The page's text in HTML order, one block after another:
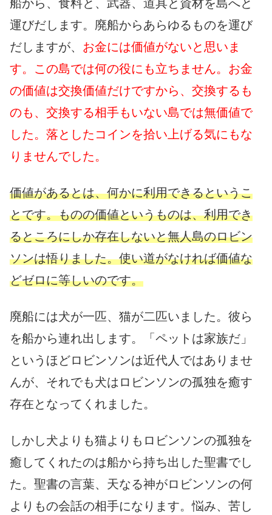
船から、食料と、武器、道具と資材を島へと
運びだします。廃船からあらゆるものを運び
だしますが、 お金には価値がないと思いま
す。この島では何の役にも立ちません。お金
の価値は交換価値だけですから、交換するも
のも、交換する相手もいない島では無価値で
した。落としたコインを拾い上げる気にもな
りませんでした。
価値があるとは、何かに利用できるというこ
とです。ものの価値というものは、利用でき
るところにしか存在しないと無人島のロビン
ソンは悟りました。使い道がなければ価値な
どゼロに等しいのです。
廃船には犬が一匹、猫が二匹いました。彼ら
を船から連れ出します。「ペットは家族だ」
というほどロビンソンは近代人ではありませ
んが、それでも犬はロビンソンの孤独を癒す
存在となってくれました。
しかし犬よりも猫よりもロビンソンの孤独を
癒してくれたのは船から持ち出した聖書でし
た。聖書の言葉、天なる神がロビンソンの何
よりもの会話の相手になります。悩み、苦し